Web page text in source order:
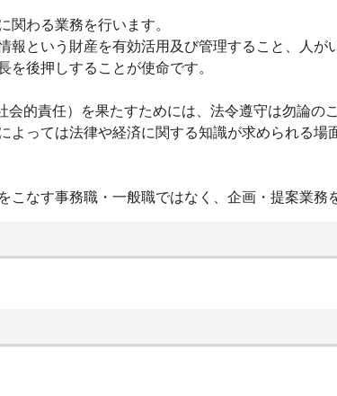
関わる業務を行います。
報という財産を有効活用及び管理すること、人
を後押しすることが使命です。
会的責任）を果たすためには、法令遵守は勿論
よっては法律や経済に関する知識が求められる
こなす事務職・一般職ではなく、企画・提案業